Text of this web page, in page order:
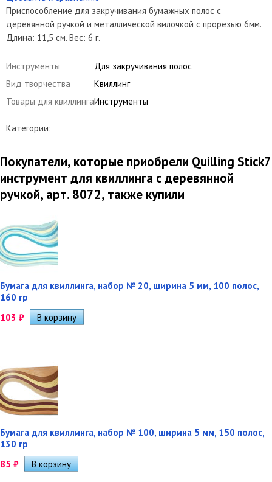
Приспособление для закручивания бумажных полос с
деревянной ручкой и металлической вилочкой с прорезью 6мм.
Длина: 11,5 см. Вес: 6 г.
Инструменты
Для закручивания полос
Вид творчества
Квиллинг
Товары для квиллингаИнструменты
Категории:
Покупатели, которые приобрели Quilling Stick7
инструмент для квиллинга с деревянной
ручкой, арт. 8072, также купили
Бумага для квиллинга, набор № 20, ширина 5 мм, 100 полос,
160 гр
103 ₽
Бумага для квиллинга, набор № 100, ширина 5 мм, 150 полос,
130 гр
85 ₽